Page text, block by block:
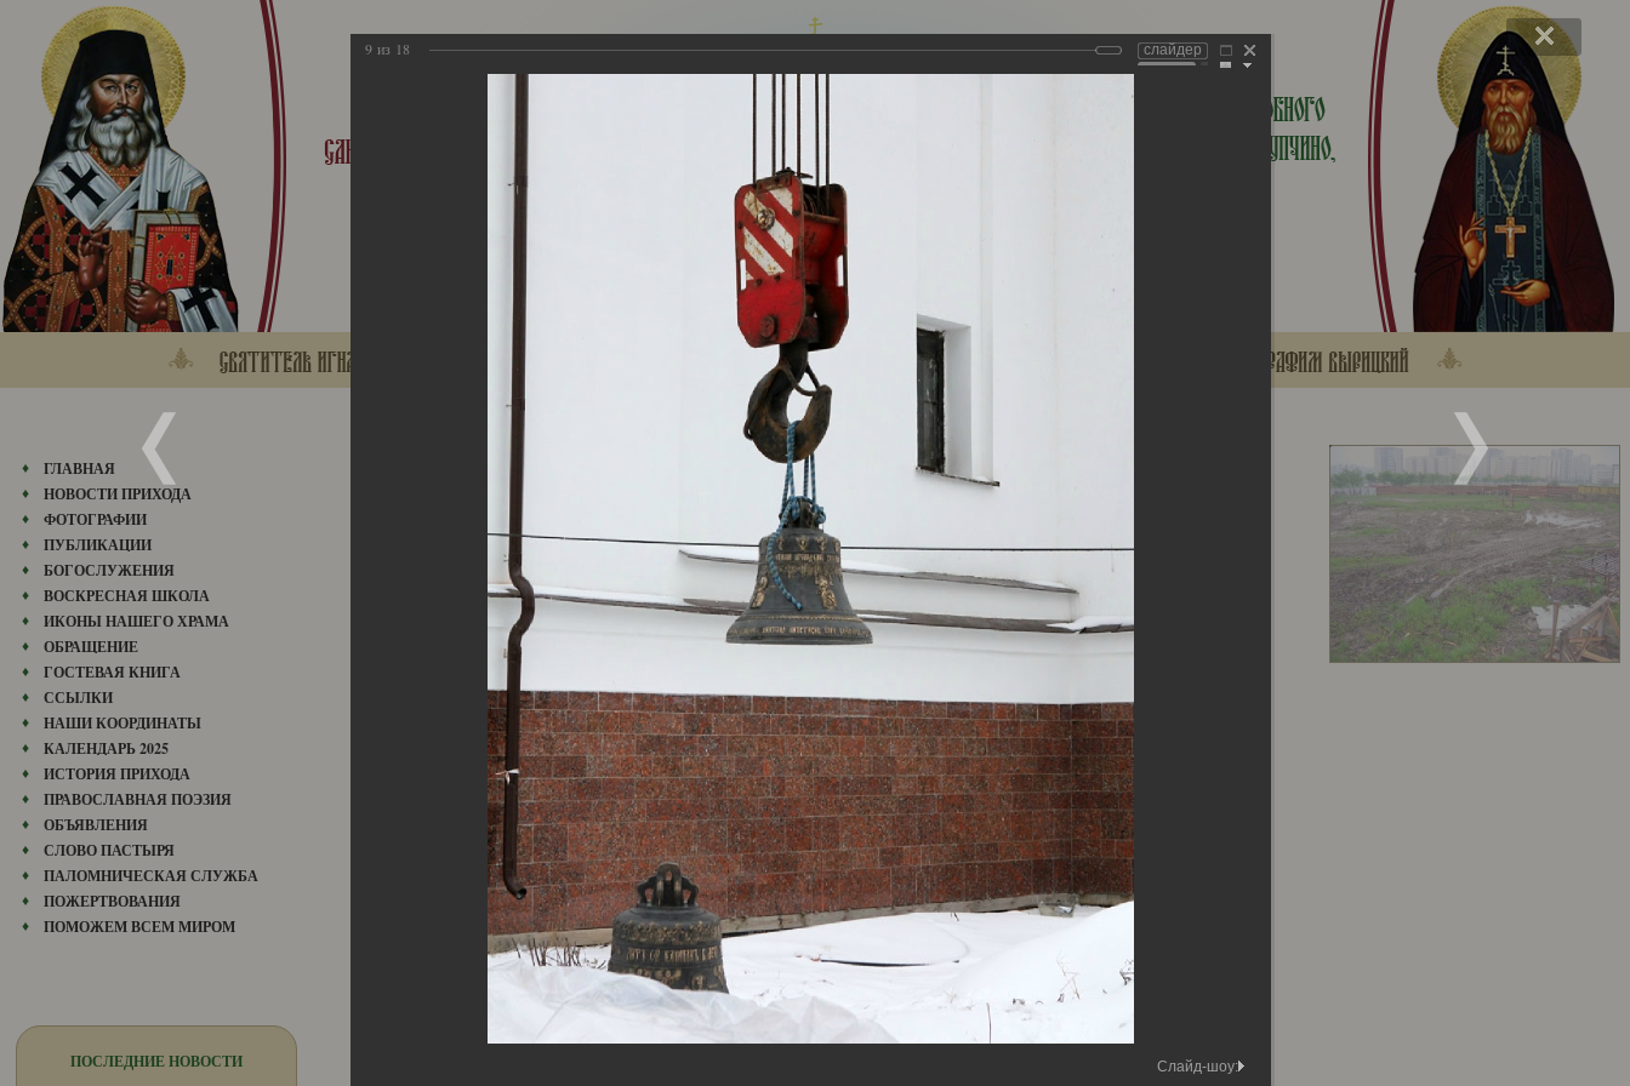
ГЛАВНАЯ
НОВОСТИ ПРИХОДА
ФОТОГРАФИИ
ПУБЛИКАЦИИ
БОГОСЛУЖЕНИЯ
ВОСКРЕСНАЯ ШКОЛА
ИКОНЫ НАШЕГО ХРАМА
ОБРАЩЕНИЕ
ГОСТЕВАЯ КНИГА
ССЫЛКИ
НАШИ КООРДИНАТЫ
КАЛЕНДАРЬ 2025
ИСТОРИЯ ПРИХОДА
ПРАВОСЛАВНАЯ ПОЭЗИЯ
ОБЪЯВЛЕНИЯ
СЛОВО ПАСТЫРЯ
ПАЛОМНИЧЕСКАЯ СЛУЖБА
ПОЖЕРТВОВАНИЯ
ПОМОЖЕМ ВСЕМ МИРОМ
ПОСЛЕДНИЕ НОВОСТИ
9 из 18 слайдер
Слайд-шоу: